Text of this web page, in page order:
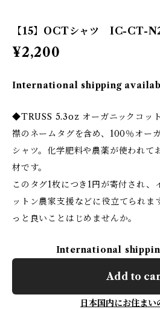
【15】OCTシャツ IC-CT-
¥2,200
International shipping
◆TRUSS 5.3oz オーガニックコッ
襟のネームタグを含め、100％オー
シャツ。化学肥料や農薬が使われて
材です。
このタグ1枚につき1円が寄付され、
ットン農家支援などに役立てられま
っと良いことはじめませんか。
International
Add to
日本国内にお住まい